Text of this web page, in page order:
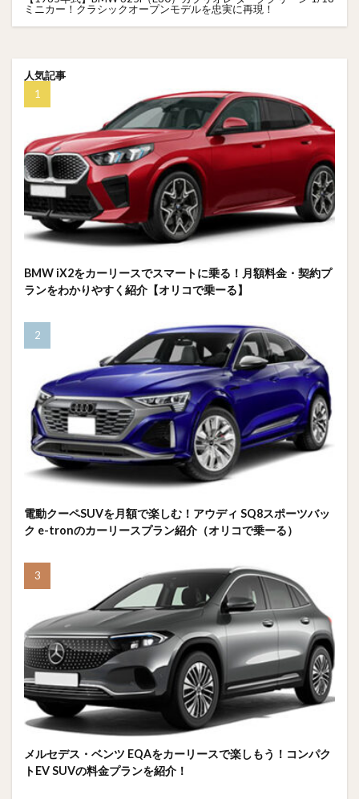
ミニカー！クラシックオープンモデルを忠実に再現！
人気記事
BMW iX2をカーリースでスマートに乗る！月額料金・契約プ
ランをわかりやすく紹介【オリコで乗ーる】
電動クーペSUVを月額で楽しむ！アウディ SQ8スポーツバッ
ク e-tronのカーリースプラン紹介（オリコで乗ーる）
メルセデス・ベンツ EQAをカーリースで楽しもう！コンパク
トEV SUVの料金プランを紹介！